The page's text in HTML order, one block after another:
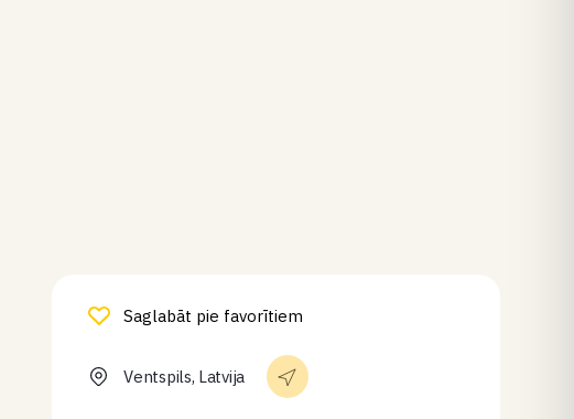
Saglabāt pie favorītiem
Ventspils, Latvija